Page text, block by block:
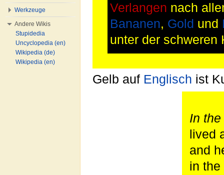
Verlangen nach
Bananen, Gold und
unter der schweren
Gelb auf Englisch ist
In
lived
and
in the
Werkzeuge
Andere Wikis
Stupidedia
Uncyclopedia (en)
Wikipedia (de)
Wikipedia (en)